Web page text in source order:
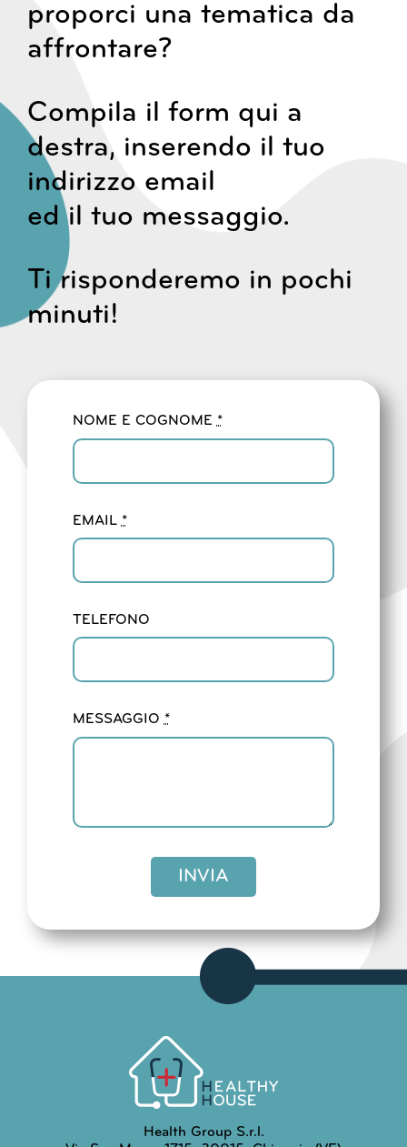
proporci una tematica da
affrontare?
Compila il form qui a
destra, inserendo il tuo
indirizzo email
ed il tuo messaggio.
Ti risponderemo in pochi
minuti!
NOME E COGNOME*
EMAIL *
TELEFONO
MESSAGGIO*
INVIA
Health Group S.r.l.